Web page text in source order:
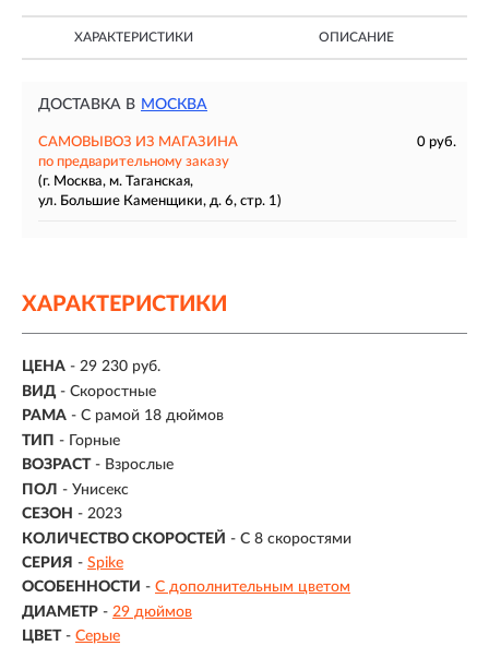
ХАРАКТЕРИСТИКИ ОПИСАНИЕ
ДОСТАВКА В МОСКВА
САМОВЫВОЗ ИЗ МАГАЗИНА
0 руб.
по предварительному заказу
(г. Москва, м. Таганская,
ул. Большие Каменщики, д. 6, стр. 1)
ХАРАКТЕРИСТИКИ
ЦЕНА - 29 230 руб.
ВИД - Скоростные
РАМА - С рамой 18 дюймов
ТИП - Горные
ВОЗРАСТ - Взрослые
ПОЛ - Унисекс
СЕЗОН - 2023
КОЛИЧЕСТВО СКОРОСТЕЙ - С 8 скоростями
СЕРИЯ - Spike
ОСОБЕННОСТИ - С дополнительным цветом
ДИАМЕТР - 29 дюймов
ЦВЕТ - Серые